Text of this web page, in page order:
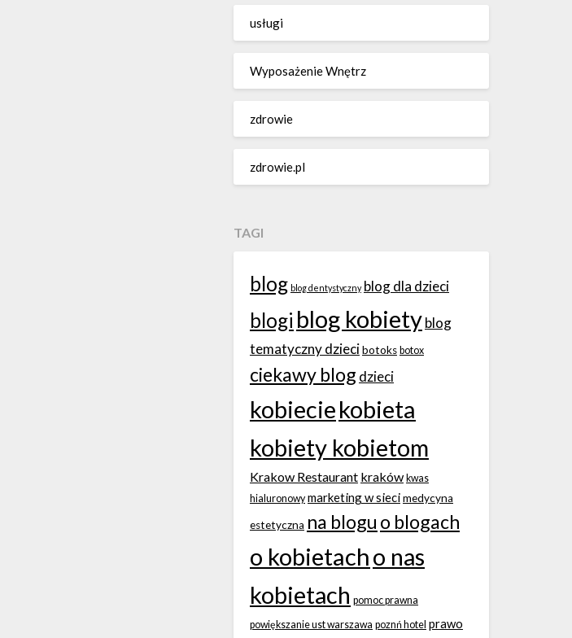
usługi
Wyposażenie Wnętrz
zdrowie
zdrowie.pl
TAGI
blog blog dentystyczny blog dla dzieci
blogi blog kobietyblog
tematyczny dziecibotoks botox
ciekawy blog dzieci
kobieciekobieta
kobiety kobietom
Krakow Restaurant kraków kwas
hialuronowy marketing w siecimedycyna
estetyczna na blogu o blogach
o kobietacho nas
kobietach pomoc prawna
powiększanie ust warszawa poznń hotel prawo